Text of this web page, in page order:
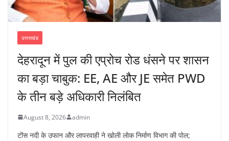
उत्तराखंड
देहरादून में पुल की एप्रोच रोड धंसने पर शासन
का बड़ा चाबुक: EE, AE और JE समेत PWD
के तीन बड़े अधिकारी निलंबित
August 8, 2026 admin
टोंस नदी के उफान और लापरवाही ने खोली लोक निर्माण विभाग की पोल;